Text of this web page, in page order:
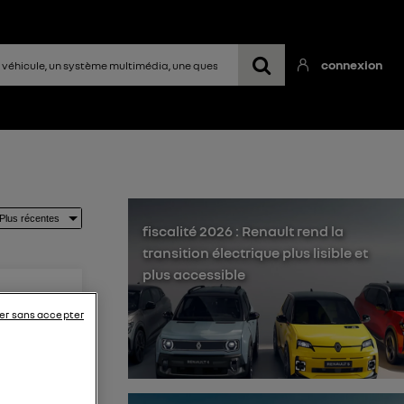
connexion
fiscalité 2026 : Renault rend la
transition électrique plus lisible et
plus accessible
sans accepter